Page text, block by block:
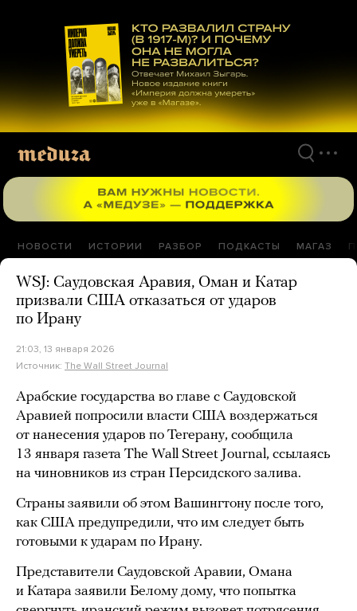
материалам
НОВОСТИ ИСТОРИИ РАЗБОР ПОДКАСТЫ МАГАЗ
WSJ: Саудовская Аравия, Оман и Катар
призвали США отказаться от ударов
по Ирану
21:03, 13 января 2026
Источник: The Wall Street Journal
Арабские государства во главе с Саудовской
Аравией попросили власти США воздержаться
от нанесения ударов по Тегерану, сообщила
13 января газета The Wall Street Journal, ссылаясь
на чиновников из стран Персидского залива.
Страны заявили об этом Вашингтону после того,
как США предупредили, что им следует быть
готовыми к ударам по Ирану.
Представители Саудовской Аравии, Омана
и Катара заявили Белому дому, что попытка